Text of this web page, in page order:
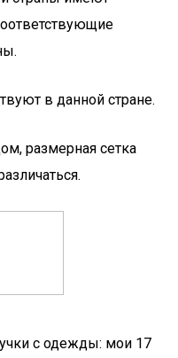
в данной стране.
размерная сетка
с одежды: мои 17